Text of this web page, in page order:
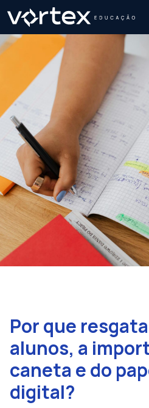
Por que
alunos, a
caneta e do
digital?